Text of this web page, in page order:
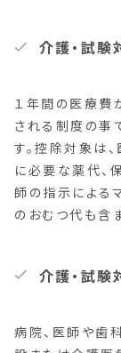
介護・試験
１年間の医療費
される制度の事
す。控除対象は
に必要な薬代、
師の指示による
のおむつ代も含
介護・試
病院、医師や歯